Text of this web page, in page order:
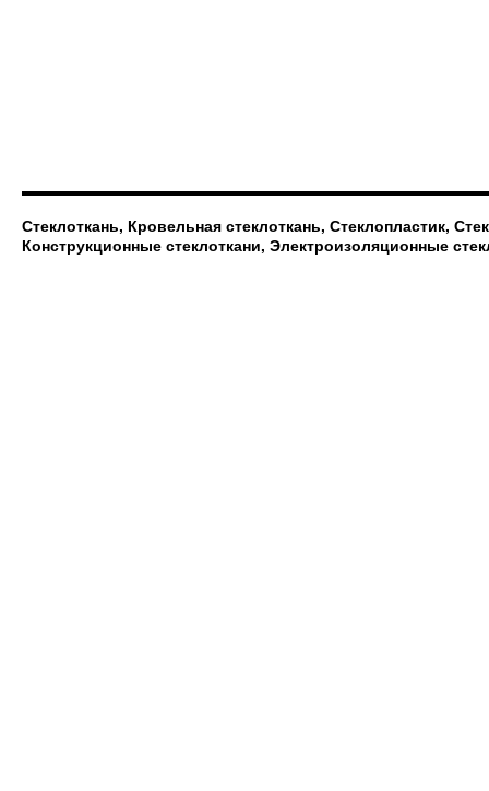
Стеклоткань, Кровельная стеклоткань, Стеклопластик,
Конструкционные стеклоткани, Электроизоляционные